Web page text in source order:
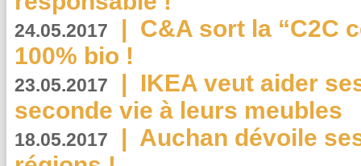
24.05.2017 | C&A sort la “C2C
100% bio !
23.05.2017 | IKEA veut aider
seconde vie à leurs meubles
18.05.2017 | Auchan dévoile